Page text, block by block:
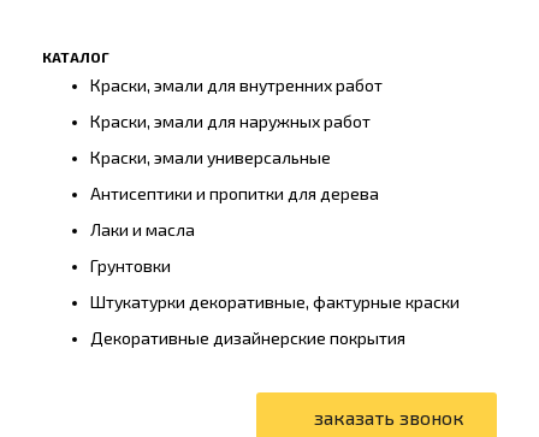
КАТАЛОГ
Краски, эмали для внутренних работ
Краски, эмали для наружных работ
Краски, эмали универсальные
Антисептики и пропитки для дерева
Лаки и масла
Грунтовки
Штукатурки декоративные, фактурные краски
Декоративные дизайнерские покрытия